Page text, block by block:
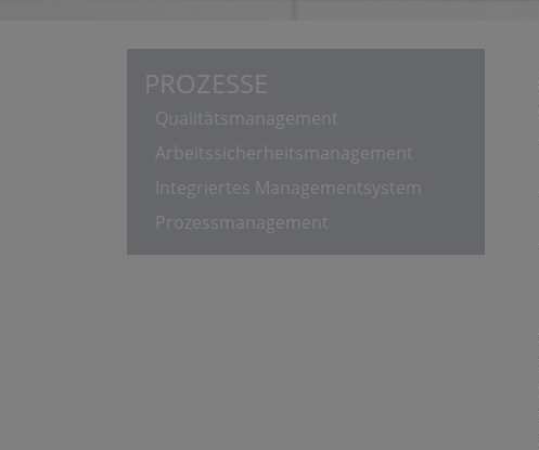
PROZESSE
Qualitätsmanagement
Arbeitssicherheitsmanagement
Integriertes Managementsystem
Prozessmanagement